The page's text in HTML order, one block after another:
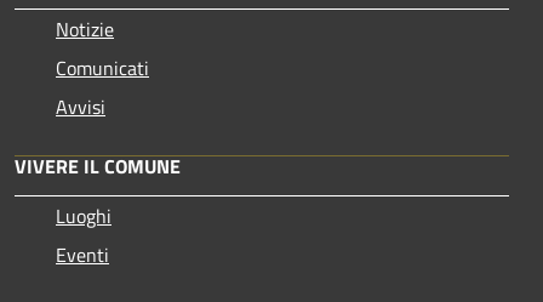
Notizie
Comunicati
Avvisi
VIVERE IL COMUNE
Luoghi
Eventi